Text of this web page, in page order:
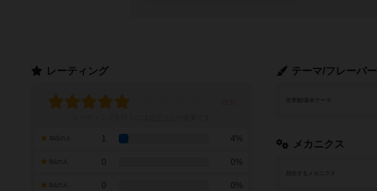
テーマ/フレーバー
世界観/基本テーマ
メカニクス
頻出するメカニクス
レーティング
1 4%
0 0%
0 0%